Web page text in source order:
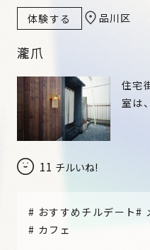
体験する 品川区
瀧爪
11 チルいね!
住宅
室は
# おすすめチルデート#
# カフェ